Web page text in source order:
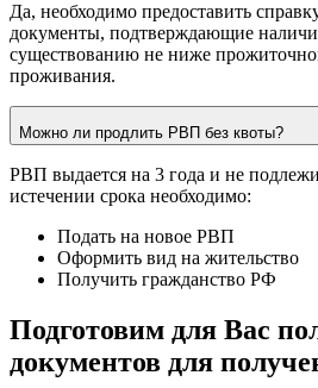
Да, необходимо предоставить
документы, подтверждающие
существованию не ниже
проживания.
Можно ли продлить РВП без квоты?
РВП выдается на 3 года и не
истечении срока необходимо:
Подать на новое РВП
Оформить вид на жительство
Получить гражданство РФ
Подготовим для Вас
документов для